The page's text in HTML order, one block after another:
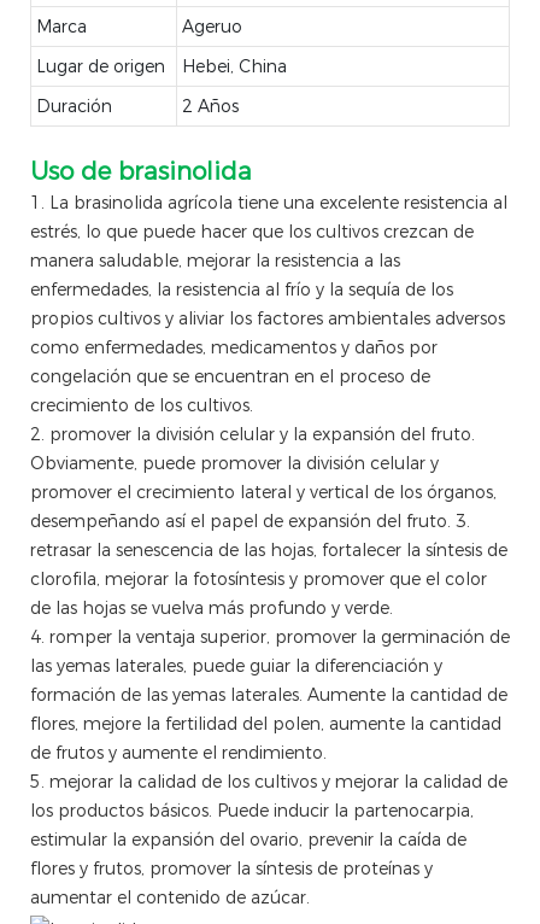
Marca
Ageruo
Lugar de origen
Hebei, China
Duración
2 Años
Uso de brasinolida
1. La brasinolida agrícola tiene una excelente resistencia al
estrés, lo que puede hacer que los cultivos crezcan de
manera saludable, mejorar la resistencia a las
enfermedades, la resistencia al frío y la sequía de los
propios cultivos y aliviar los factores ambientales adversos
como enfermedades, medicamentos y daños por
congelación que se encuentran en el proceso de
crecimiento de los cultivos.
2. promover la división celular y la expansión del fruto.
Obviamente, puede promover la división celular y
promover el crecimiento lateral y vertical de los órganos,
desempeñando así el papel de expansión del fruto. 3.
retrasar la senescencia de las hojas, fortalecer la síntesis de
clorofila, mejorar la fotosíntesis y promover que el color
de las hojas se vuelva más profundo y verde.
4. romper la ventaja superior, promover la germinación de
las yemas laterales, puede guiar la diferenciación y
formación de las yemas laterales. Aumente la cantidad de
flores, mejore la fertilidad del polen, aumente la cantidad
de frutos y aumente el rendimiento.
5. mejorar la calidad de los cultivos y mejorar la calidad de
los productos básicos. Puede inducir la partenocarpia,
estimular la expansión del ovario, prevenir la caída de
flores y frutos, promover la síntesis de proteínas y
aumentar el contenido de azúcar.